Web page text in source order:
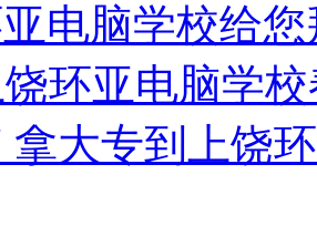
亚电脑学校给
饶环亚电脑学
拿大专到上饶